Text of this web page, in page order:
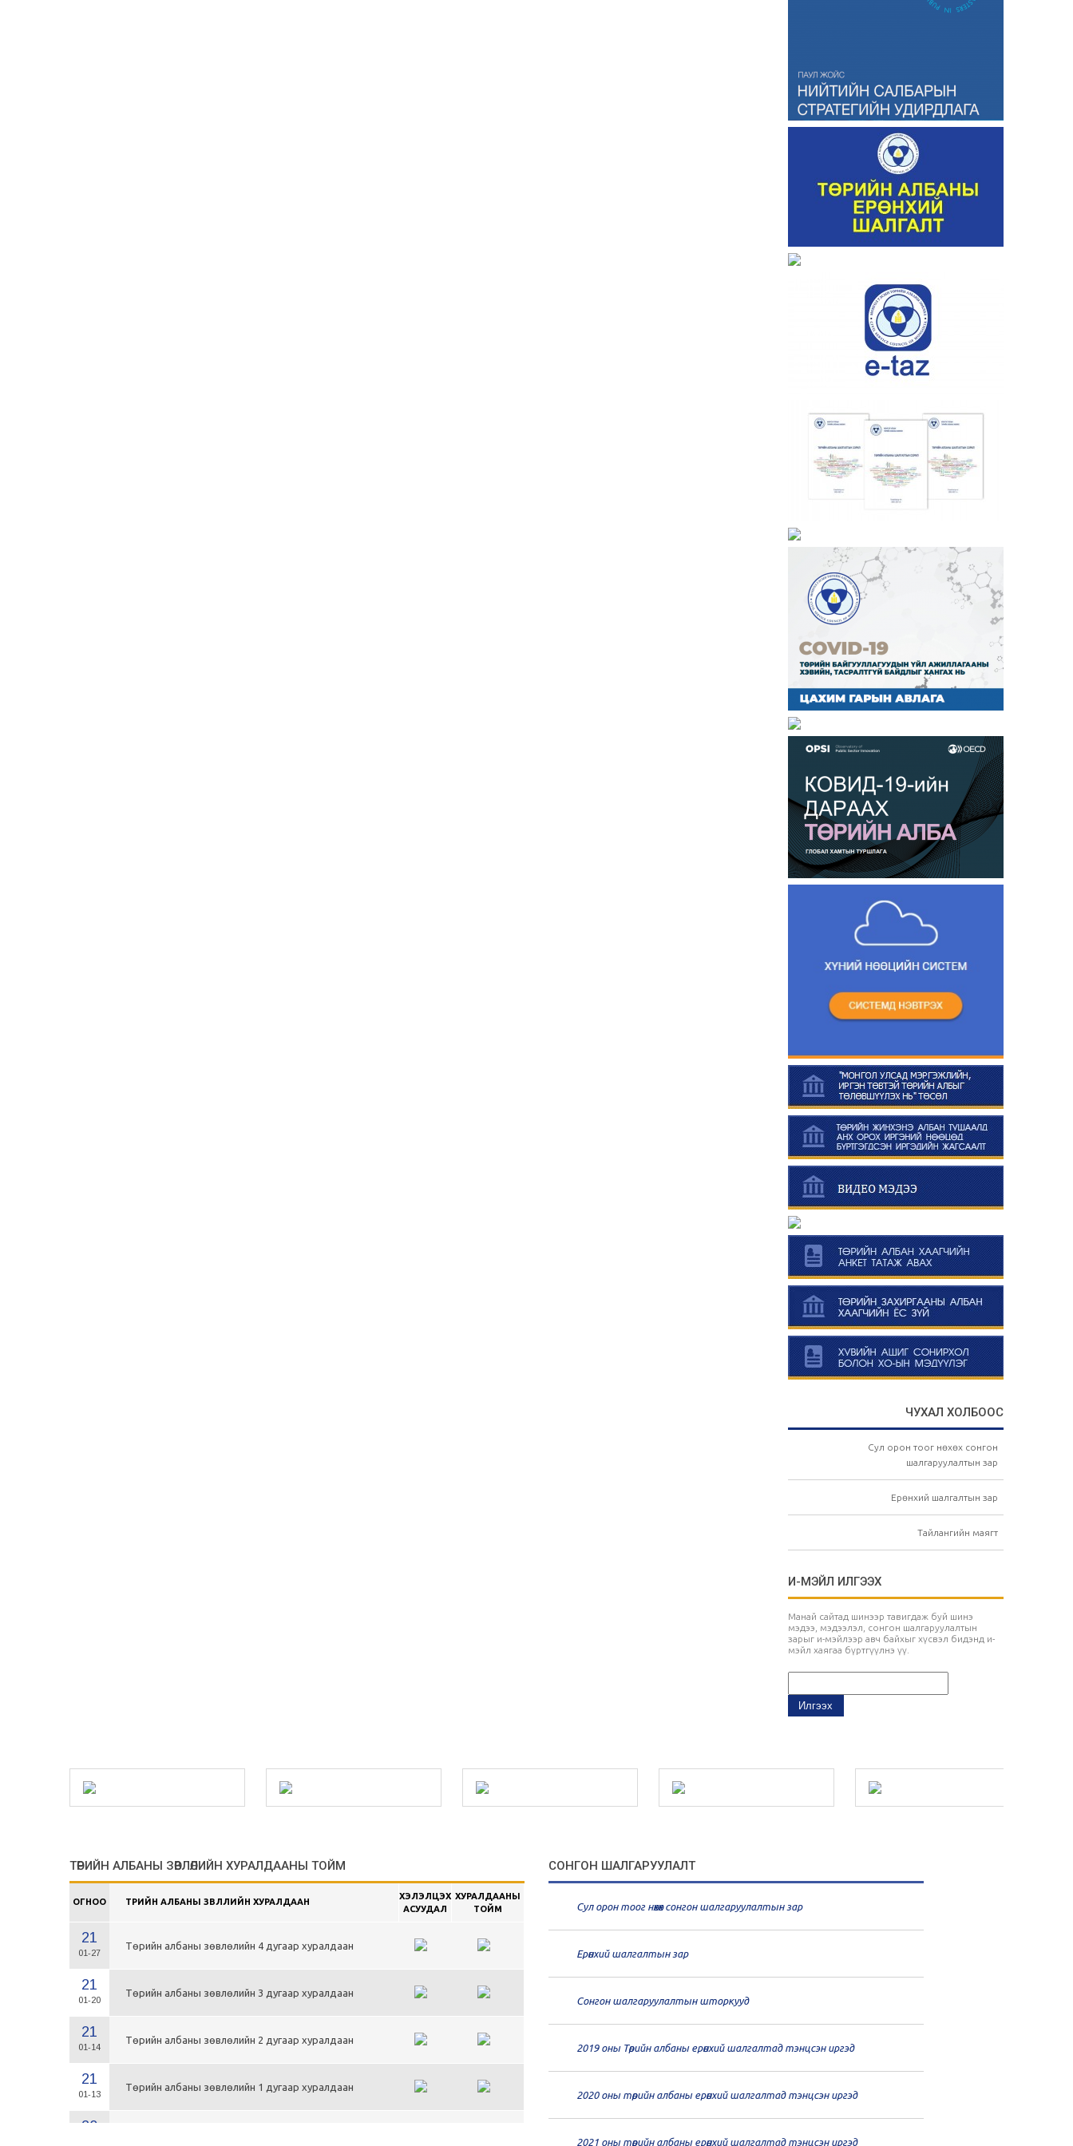
ЧУХАЛ ХОЛБООС
Сул орон тоог нөхөх сонгон
шалгаруулалтын зар
Ерөнхий шалгалтын зар
Тайлангийн маягт
И-МЭЙЛ ИЛГЭЭХ
Манай сайтад шинээр тавигдаж буй шинэ
мэдээ, мэдээлэл, сонгон шалгаруулалтын
зарыг и-мэйлээр авч байхыг хүсвэл бидэнд и-
мэйл хаягаа бүртгүүлнэ үү.
ТӨРИЙН АЛБАНЫ ЗӨВЛӨЛИЙН ХУРАЛДААНЫ ТОЙМ
ОГНОО ТӨРИЙН АЛБАНЫ ЗӨВЛӨЛИЙН ХУРАЛДААН
ХЭЛЭЛЦЭХ
АСУУДАЛ
ХУРАЛДААНЫ
ТОЙМ
21
01-27
Төрийн албаны зөвлөлийн 4 дугаар хуралдаан
21
01-20
Төрийн албаны зөвлөлийн 3 дугаар хуралдаан
21
01-14
Төрийн албаны зөвлөлийн 2 дугаар хуралдаан
21
01-13
Төрийн албаны зөвлөлийн 1 дугаар хуралдаан
20
СОНГОН ШАЛГАРУУЛАЛТ
Сул орон тоог нөхөх сонгон шалгаруулалтын зар
Ерөнхий шалгалтын зар
Сонгон шалгаруулалтын шторкууд
2019 оны Төрийн албаны ерөнхий шалгалтад тэнцсэн иргэд
2020 оны төрийн албаны ерөнхий шалгалтад тэнцсэн иргэд
2021 оны төрийн албаны ерөнхий шалгалтад тэнцсэн иргэд